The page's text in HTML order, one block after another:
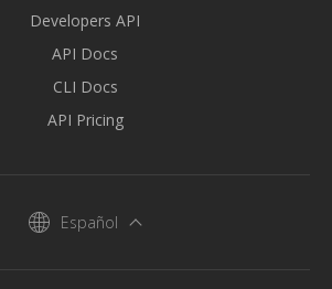
Developers API
API Docs
CLI Docs
API Pricing
Español